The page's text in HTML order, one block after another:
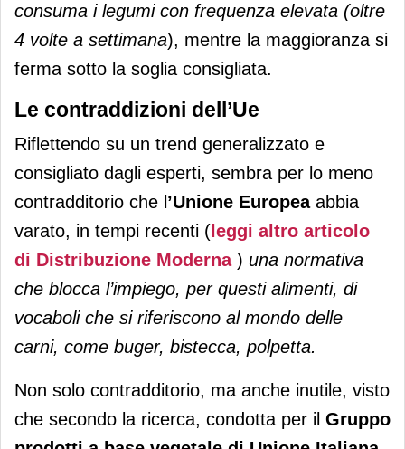
consuma i legumi con frequenza elevata (oltre
4 volte a settimana), mentre la maggioranza si
ferma sotto la soglia consigliata.
Le contraddizioni dell’Ue
Riflettendo su un trend generalizzato e
consigliato dagli esperti, sembra per lo meno
contradditorio che l ’Unione Europeaabbia
varato, in tempi recenti ( leggi altro articolo
di Distribuzione Moderna ) una normativa
che blocca l’impiego, per questi alimenti, di
vocaboli che si riferiscono al mondo delle
carni, come buger, bistecca, polpetta.
Non solo contradditorio, ma anche inutile, visto
che secondo la ricerca, condotta per il Gruppo